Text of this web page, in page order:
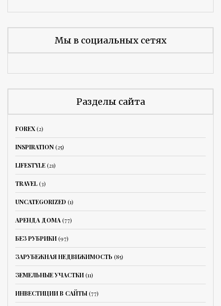
Мы в социальных сетях
Разделы сайта
FOREX(2)
INSPIRATION(25)
LIFESTYLE(21)
TRAVEL(3)
UNCATEGORIZED (1)
АРЕНДА ДОМА(77)
БЕЗ РУБРИКИ(97)
ЗАРУБЕЖНАЯ НЕДВИЖИМОСТЬ (85)
ЗЕМЕЛЬНЫЕ УЧАСТКИ(11)
ИНВЕСТИЦИИ В САЙТЫ(77)